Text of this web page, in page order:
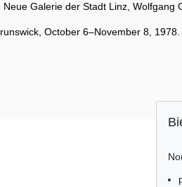
Galerie der Stadt Linz, Wolfgang
October 6–November 8, 1978.